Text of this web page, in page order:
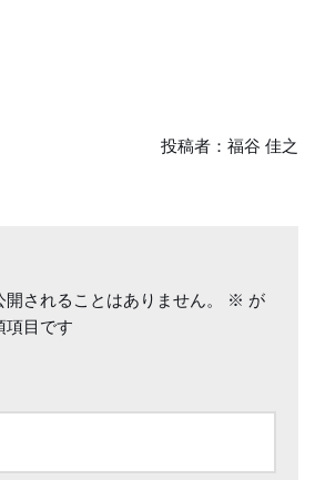
投稿者：福谷 佳之
されることはありません。 ※ が
項目です